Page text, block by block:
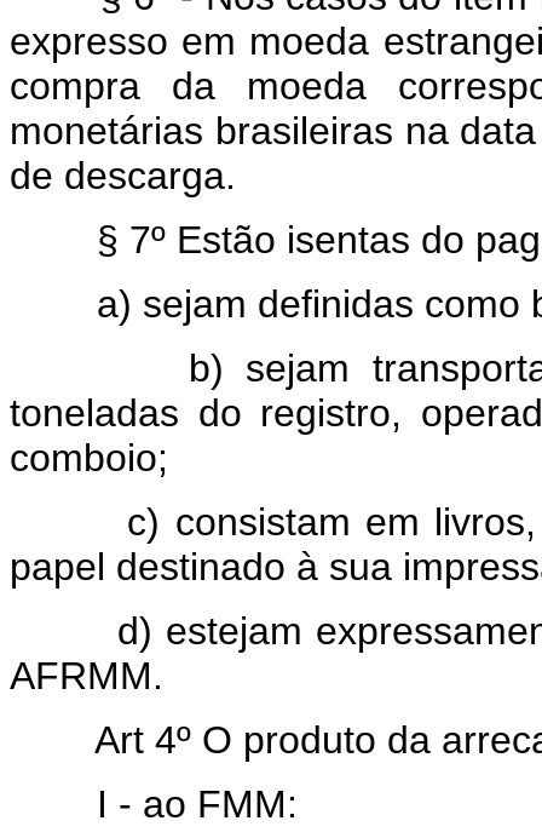
expresso em moeda
compra da moeda
monetárias brasileiras na
de descarga.
§ 7º Estão isentas do
a) sejam definidas como
b) sejam
toneladas do registro,
comboio;
c) consistam em livros,
papel destinado à sua
d) estejam
AFRMM.
Art 4º O produto da
I - ao FMM: